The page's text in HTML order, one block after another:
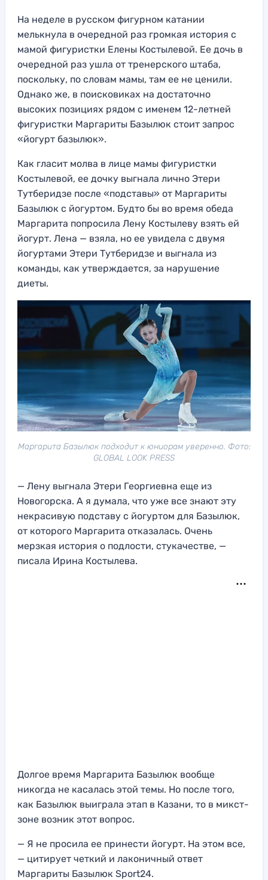
На неделе в русском фигурном катании
мелькнула в очередной раз громкая история с
мамой фигуристки Елены Костылевой. Ее дочь в
очередной раз ушла от тренерского штаба,
поскольку, по словам мамы, там ее не ценили.
Однако же, в поисковиках на достаточно
высоких позициях рядом с именем 12-летней
фигуристки Маргариты Базылюк стоит запрос
«йогурт базылюк».
Как гласит молва в лице мамы фигуристки
Костылевой, ее дочку выгнала лично Этери
Тутберидзе после «подставы» от Маргариты
Базылюк с йогуртом. Будто бы во время обеда
Маргарита попросила Лену Костылеву взять ей
йогурт. Лена — взяла, но ее увидела с двумя
йогуртами Этери Тутберидзе и выгнала из
команды, как утверждается, за нарушение
диеты.
Маргарита Базылюк подходит к юниорам уверенно. Фото:
GLOBAL LOOK PRESS
— Лену выгнала Этери Георгиевна еще из
Новогорска. А я думала, что уже все знают эту
некрасивую подставу с йогуртом для Базылюк,
от которого Маргарита отказалась. Очень
мерзкая история о подлости, стукачестве, —
писала Ирина Костылева.
Долгое время Маргарита Базылюк вообще
никогда не касалась этой темы. Но после того,
как Базылюк выиграла этап в Казани, то в микст-
зоне возник этот вопрос.
— Я не просила ее принести йогурт. На этом все,
— цитирует четкий и лаконичный ответ
Маргариты Базылюк Sport24.